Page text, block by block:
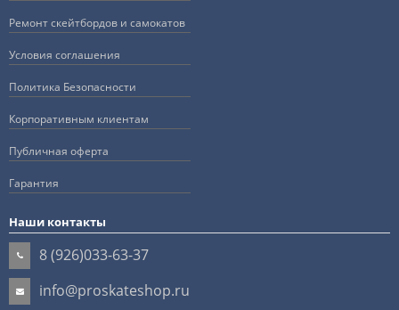
Ремонт скейтбордов и самокатов
Условия соглашения
Политика Безопасности
Корпоративным клиентам
Публичная оферта
Гарантия
Наши контакты
8 (926)033-63-37
info@proskateshop.ru